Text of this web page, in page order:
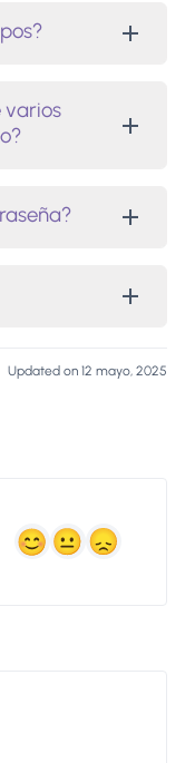
varios
Updated on 12 mayo, 2025